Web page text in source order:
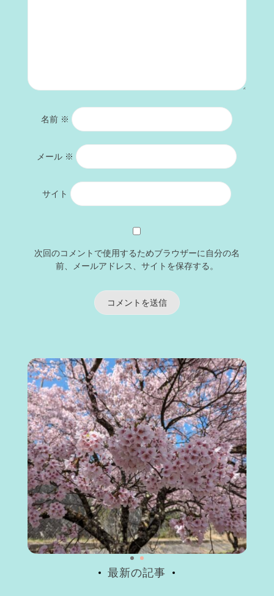
名前 ※
メール ※
サイト
次回のコメントで使用するためブラウザーに自分の名
前、メールアドレス、サイトを保存する。
最新の記事